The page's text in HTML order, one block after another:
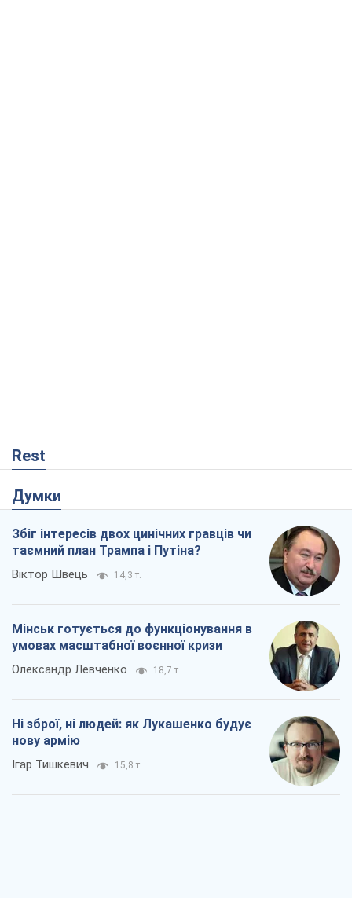
Rest
Думки
Збіг інтересів двох цинічних гравців чи
таємний план Трампа і Путіна?
Віктор Швець 14,3 т.
Мінськ готується до функціонування в
умовах масштабної воєнної кризи
Олександр Левченко 18,7 т.
Ні зброї, ні людей: як Лукашенко будує
нову армію
Ігар Тишкевич 15,8 т.